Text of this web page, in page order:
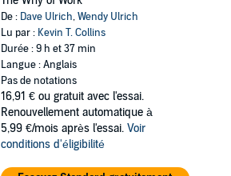
De : Dave Ulrich,Wendy Ulrich
Lu par : Kevin T. Collins
Durée : 9 h et 37 min
Langue : Anglais
Pas de notations
16,91 € ou gratuit avec l'essai.
Renouvellement automatique à
5,99 €/mois après l'essai. Voir
conditions d'éligibilité